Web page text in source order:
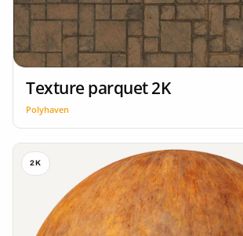
Texture parquet 2K
Polyhaven
2K